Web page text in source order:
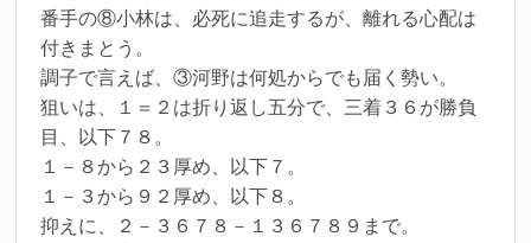
番手の⑧小林は、必死に追走するが、離れる心配は
付きまとう。
調子で言えば、③河野は何処からでも届く勢い。
狙いは、１＝２は折り返し五分で、三着３６が勝負
目、以下７８。
１－８から２３厚め、以下７。
１－３から９２厚め、以下８。
抑えに、２－３６７８－１３６７８９まで。